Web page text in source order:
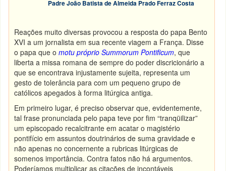
Padre João Batista de Almeida Prado Ferraz Costa
Reações muito diversas provocou a resposta do papa Bento
XVI a um jornalista em sua recente viagem a França. Disse
o papa que omotu próprio Summorum Pontificum, que
liberta a missa romana de sempre do poder discricionário a
que se encontrava injustamente sujeita, representa um
gesto de tolerância para com um pequeno grupo de
católicos apegados à forma litúrgica antiga.
Em primeiro lugar, é preciso observar que, evidentemente,
tal frase pronunciada pelo papa teve por fim “tranqüilizar”
um episcopado recalcitrante em acatar o magistério
pontifício em assuntos doutrinários de suma gravidade e
não apenas no concernente a rubricas litúrgicas de
somenos importância. Contra fatos não há argumentos.
Poderíamos multiplicar as citações de incontáveis